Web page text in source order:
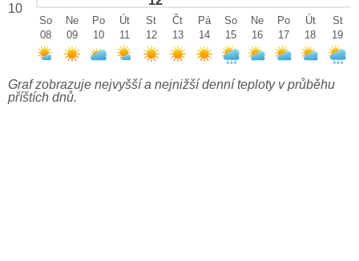
10
So
08
Ne
09
Po
10
Út
11
St
12
Čt
13
Pá
14
So
15
Ne
16
Po
17
Út
18
St
19
Graf zobrazuje nejvyšší a nejnižší denní teploty v průběhu
příštích dnů.